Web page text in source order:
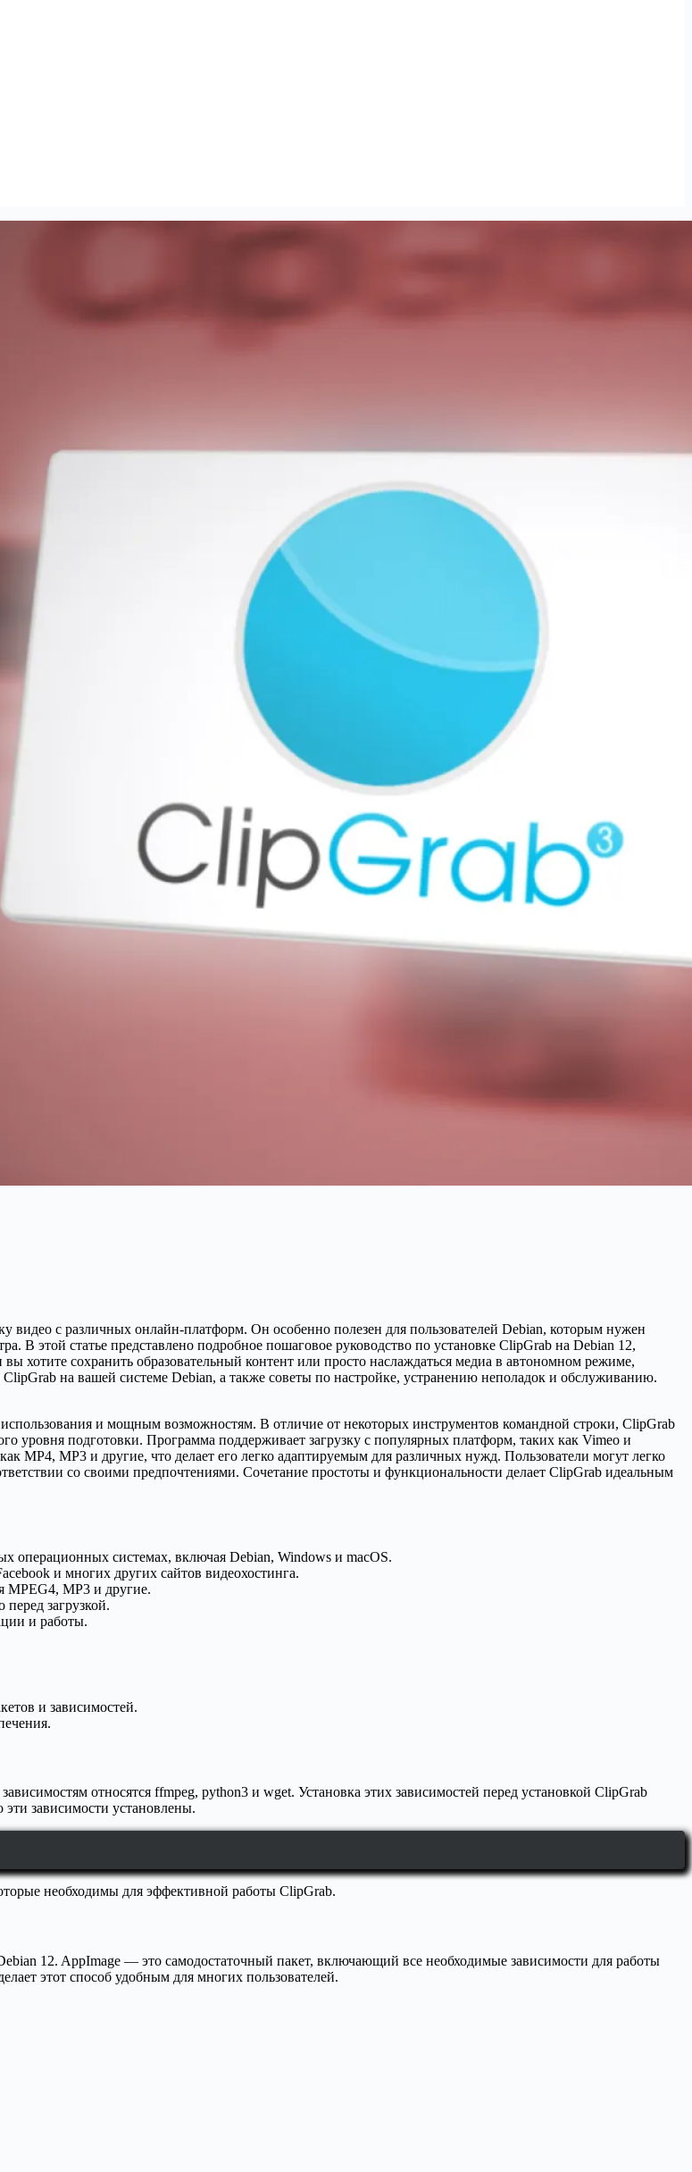
с различных онлайн-платформ. Он особенно полезен для пользователей Debian, которым нужен
В этой статье представлено подробное пошаговое руководство по установке ClipGrab на Debian 12,
хотите сохранить образовательный контент или просто наслаждаться медиа в автономном режиме,
на вашей системе Debian, а также советы по настройке, устранению неполадок и обслуживанию.
и мощным возможностям. В отличие от некоторых инструментов командной строки, ClipGrab
уровня подготовки. Программа поддерживает загрузку с популярных платформ, таких как Vimeo и
MP4, MP3 и другие, что делает его легко адаптируемым для различных нужд. Пользователи могут легко
со своими предпочтениями. Сочетание простоты и функциональности делает ClipGrab идеальным
операционных системах, включая Debian, Windows и macOS.
и многих других сайтов видеохостинга.
MPEG4, MP3 и другие.
загрузкой.
и работы.
и зависимостей.
относятся ffmpeg, python3 и wget. Установка этих зависимостей перед установкой ClipGrab
зависимости установлены.
необходимы для эффективной работы ClipGrab.
12. AppImage — это самодостаточный пакет, включающий все необходимые зависимости для работы
этот способ удобным для многих пользователей.